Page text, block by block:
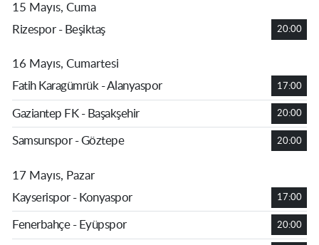
15 Mayıs, Cuma
Rizespor - Beşiktaş
20:00
16 Mayıs, Cumartesi
Fatih Karagümrük - Alanyaspor
17:00
Gaziantep FK - Başakşehir 20:00
Samsunspor - Göztepe 20:00
17 Mayıs, Pazar
Kayserispor - Konyaspor
17:00
Fenerbahçe - Eyüpspor 20:00